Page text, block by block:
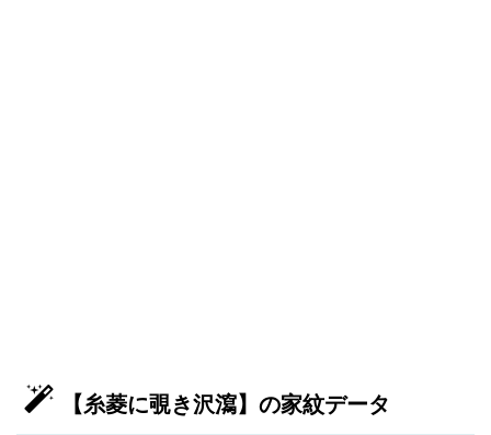
【糸菱に覗き沢瀉】の家紋データ